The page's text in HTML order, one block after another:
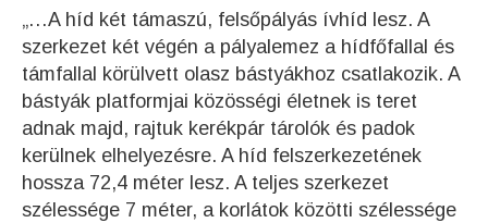
„…A híd két támaszú, felsőpályás ívhíd lesz. A
szerkezet két végén a pályalemez a hídfőfallal és
támfallal körülvett olasz bástyákhoz csatlakozik. A
bástyák platformjai közösségi életnek is teret
adnak majd, rajtuk kerékpár tárolók és padok
kerülnek elhelyezésre. A híd felszerkezetének
hossza 72,4 méter lesz. A teljes szerkezet
szélessége 7 méter, a korlátok közötti szélessége